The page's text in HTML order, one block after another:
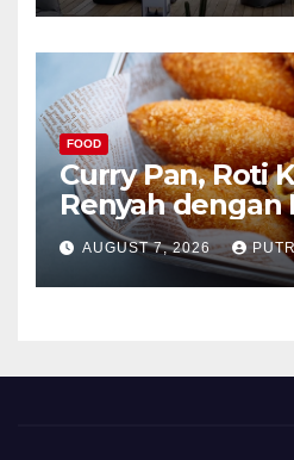
FOOD
Curry Pan, Roti
Renyah dengan
Menggoda
AUGUST 7, 2026